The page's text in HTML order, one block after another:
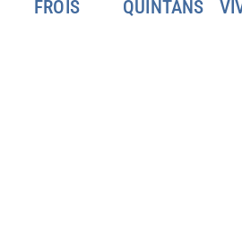
FROIS
QUINTANS